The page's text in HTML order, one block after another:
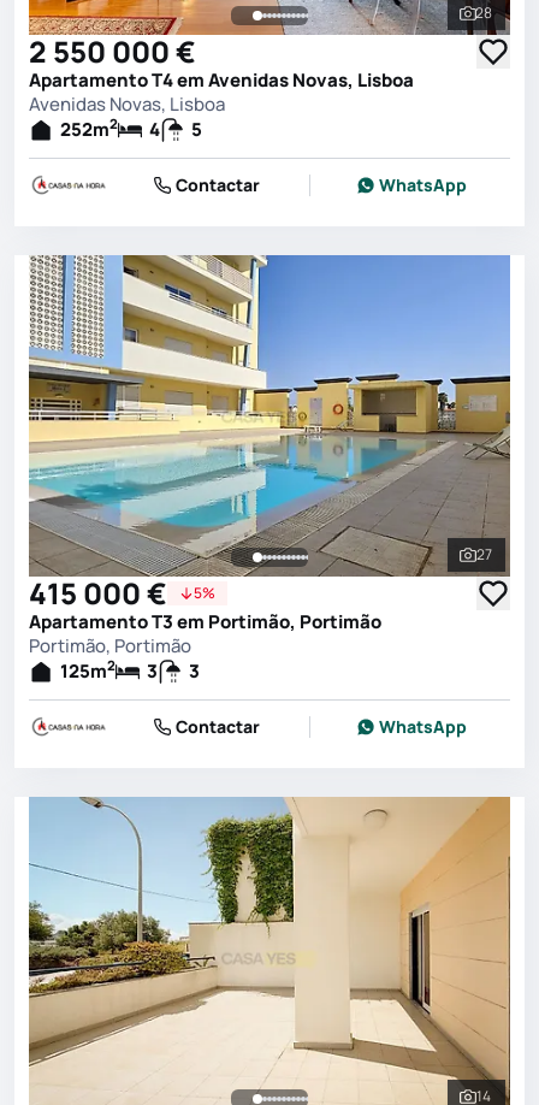
Ver
28
2 550 000 €
Apartamento T4 em Avenidas Novas, Lisboa
Avenidas Novas, Lisboa
252m2 4 5
Contactar WhatsApp
Ver
27
415 000 € 5%
Apartamento T3 em Portimão, Portimão
Portimão, Portimão
125m2 3 3
Contactar WhatsApp
14